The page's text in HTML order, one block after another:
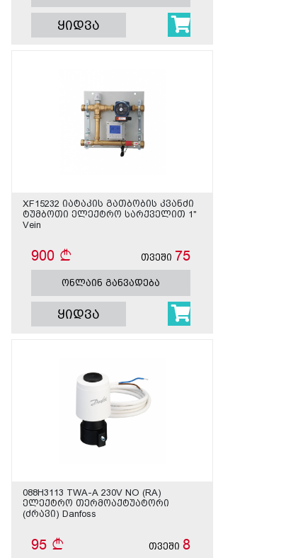
ყიდვა
XF15232 იატაკის გათბობის კვანძი
ტუმბოთი ელექტრო სარქველით 1"
Vein
900 თვეში 75
ონლაინ განვადება
ყიდვა
088H3113 TWA-A 230V NO (RA)
ელექტრო თერმოაქტუატორი
(ძრავი) Danfoss
95 თვეში 8